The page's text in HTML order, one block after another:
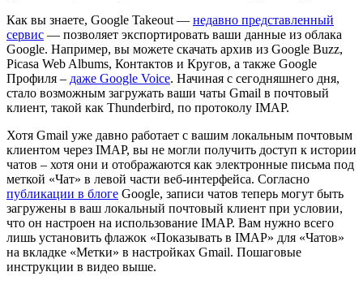
Как вы знаете, Google Takeout — недавно представленный
сервис — позволяет экспортировать ваши данные из облака
Google. Например, вы можете скачать архив из Google Buzz,
Picasa Web Albums, Контактов и Кругов, а также Google
Профиля – даже Google Voice. Начиная с сегодняшнего дня,
стало возможным загружать ваши чаты Gmail в почтовый
клиент, такой как Thunderbird, по протоколу IMAP.
Хотя Gmail уже давно работает с вашим локальным почтовым
клиентом через IMAP, вы не могли получить доступ к истории
чатов – хотя они и отображаются как электронные письма под
меткой «Чат» в левой части веб-интерфейса. Согласно
публикации в блоге Google, записи чатов теперь могут быть
загружены в ваш локальный почтовый клиент при условии,
что он настроен на использование IMAP. Вам нужно всего
лишь установить флажок «Показывать в IMAP» для «Чатов»
на вкладке «Метки» в настройках Gmail. Пошаговые
инструкции в видео выше.